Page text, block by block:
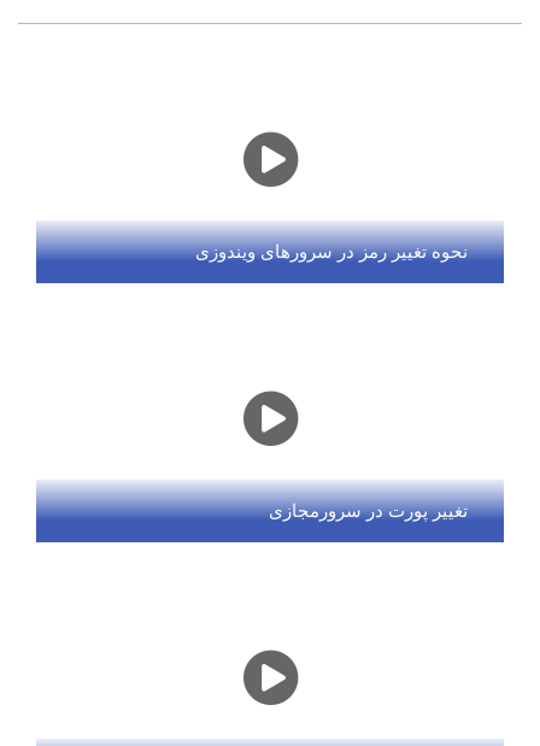
نحوه تغییر رمز در سرورهای ویندوزی
تغییر پورت در سرورمجازی